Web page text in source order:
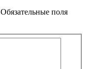
Обязательные поля